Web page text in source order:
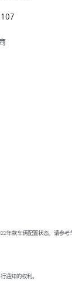
款车辆配置状态。请
通知的权利。